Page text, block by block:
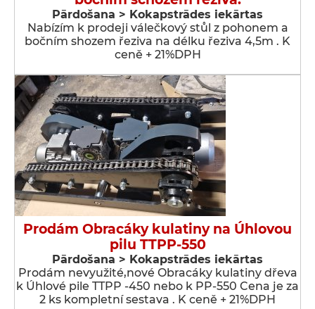
Pārdošana > Kokapstrādes iekārtas
Nabízím k prodeji válečkový stůl z pohonem a
bočním shozem řeziva na délku řeziva 4,5m . K
ceně + 21%DPH
Prodám Obracáky kulatiny na Úhlovou
pilu TTPP-550
Pārdošana > Kokapstrādes iekārtas
Prodám nevyužité,nové Obracáky kulatiny dřeva
k Úhlové pile TTPP -450 nebo k PP-550 Cena je za
2 ks kompletní sestava . K ceně + 21%DPH